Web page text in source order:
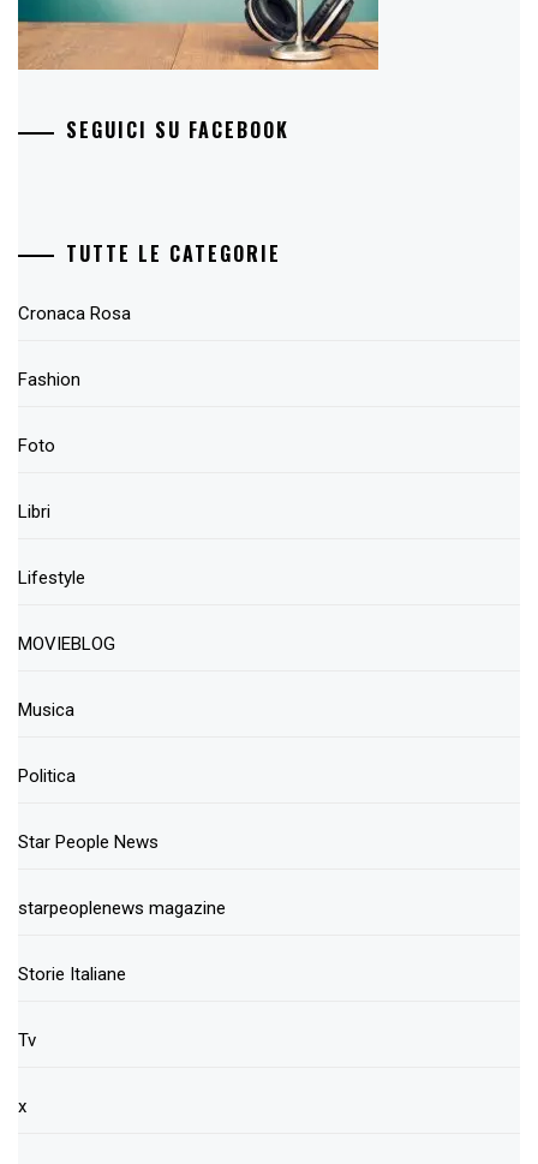
SEGUICI SU FACEBOOK
TUTTE LE CATEGORIE
Cronaca Rosa
Fashion
Foto
Libri
Lifestyle
MOVIEBLOG
Musica
Politica
Star People News
starpeoplenews magazine
Storie Italiane
Tv
x